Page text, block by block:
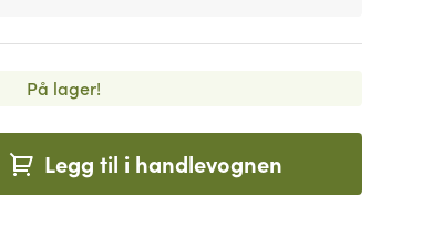
På lager!
Legg til i handlevognen